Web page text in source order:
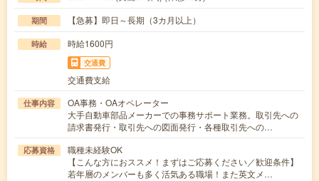
期間 【急募】即日～長期（3カ月以上）
時給 時給1600円
交通費
交通費支給
仕事内容
OA事務・OAオペレーター
大手自動車部品メーカーでの事務サポート業務。取引先への
請求書発行・取引先への図面発行・各種取引先への…
応募資格
職種未経験OK
【こんな方におススメ！まずはご応募ください／歓迎条件】
若年層のメンバーも多く活気ある職場！また英文メ…